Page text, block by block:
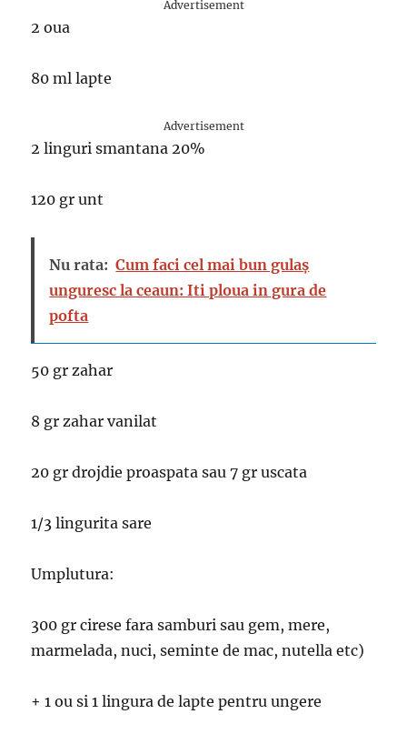
Advertisement
2 oua
80 ml lapte
Advertisement
2 linguri smantana 20%
120 gr unt
Nu rata: Cum faci cel mai bun gulaș
unguresc la ceaun: Iti ploua in gura de
pofta
50 gr zahar
8 gr zahar vanilat
20 gr drojdie proaspata sau 7 gr uscata
1/3 lingurita sare
Umplutura:
300 gr cirese fara samburi sau gem, mere,
marmelada, nuci, seminte de mac, nutella etc)
+ 1 ou si 1 lingura de lapte pentru ungere